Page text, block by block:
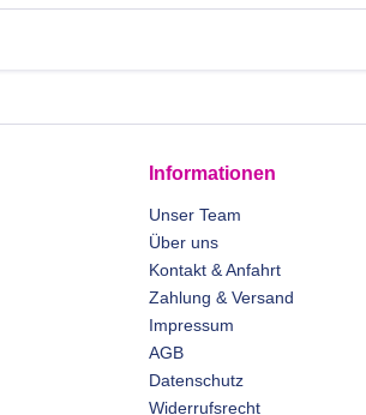
Informationen
Unser Team
Über uns
Kontakt & Anfahrt
Zahlung & Versand
Impressum
AGB
Datenschutz
Widerrufsrecht